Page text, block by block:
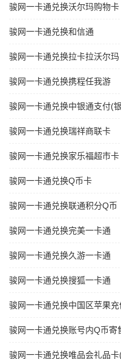
骏网一卡通兑换沃尔玛购物卡
骏网一卡通兑换和信通
骏网一卡通兑换拉卡拉沃尔玛
骏网一卡通兑换携程任我游
骏网一卡通兑换中银通支付(
骏网一卡通兑换瑞祥商联卡
骏网一卡通兑换家乐福超市卡
骏网一卡通兑换Q币卡
骏网一卡通兑换联通积分Q币
骏网一卡通兑换完美一卡通
骏网一卡通兑换久游一卡通
骏网一卡通兑换搜狐一卡通
骏网一卡通兑换中国区苹果充
骏网一卡通兑换账号内Q币寄
骏网一卡通兑换唯品会礼品